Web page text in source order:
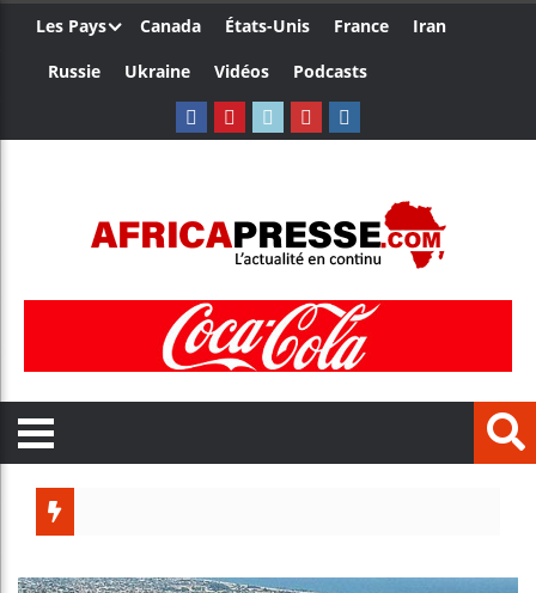
Les Pays Canada États-Unis France
Iran
Russie
Ukraine Vidéos Podcasts